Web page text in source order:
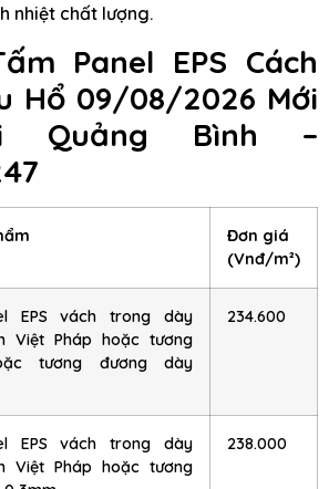
nhiệt chất lượng.
Panel EPS Cách
Hổ 09/08/2026 Mới
Quảng Bình –
Đơn giá
(Vnđ/m²)
EPS vách trong dày
Việt Pháp hoặc tương
tương đương dày
234.600
EPS vách trong dày
Việt Pháp hoặc tương
238.000